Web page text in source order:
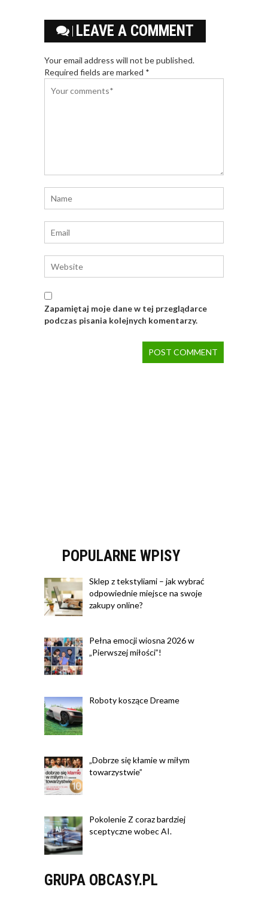
LEAVE A COMMENT
Your email address will not be published.
Required fields are marked *
Zapamiętaj moje dane w tej przeglądarce
podczas pisania kolejnych komentarzy.
POPULARNE WPISY
Sklep z tekstyliami – jak wybrać
odpowiednie miejsce na swoje
zakupy online?
Pełna emocji wiosna 2026 w
„Pierwszej miłości”!
Roboty koszące Dreame
„Dobrze się kłamie w miłym
towarzystwie”
Pokolenie Z coraz bardziej
sceptyczne wobec AI.
GRUPA OBCASY.PL